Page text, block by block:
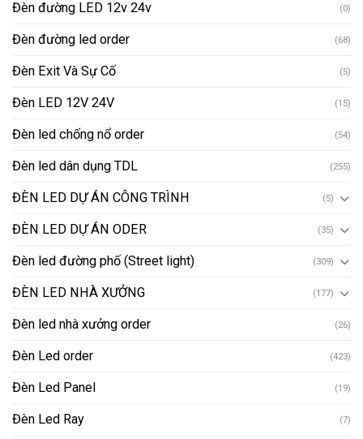
Đèn đường LED 12v 24v (0)
Đèn đường led order (68)
Đèn Exit Và Sự Cố (5)
Đèn LED 12V 24V (15)
Đèn led chống nổ order (54)
Đèn led dân dụng TDL (255)
ĐÈN LED DỰ ÁN CÔNG TRÌNH (5)
ĐÈN LED DỰ ÁN ODER (35)
Đèn led đường phố (Street light) (309)
ĐÈN LED NHÀ XƯỞNG (177)
Đèn led nhà xưởng order (26)
Đèn Led order (423)
Đèn Led Panel (19)
Đèn Led Ray (7)